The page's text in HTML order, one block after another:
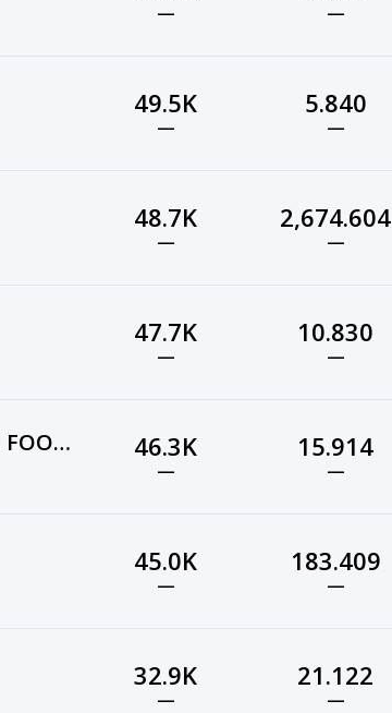
— —
49.5K
—
5.840
—
48.7K
—
2,674.604
—
47.7K
—
10.830
—
울산현대축구단_ULSAN HYUNDAI FOOTBALL CLUB 46.3K
—
15.914
—
45.0K
—
183.409
—
32.9K
—
21.122
—